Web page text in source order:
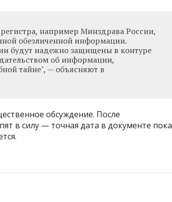
например Минздрава России,
обезличенной информации.
будут надежно защищены в контуре
об информации,
тайне", — объясняют в
обсуждение. После
в силу — точная дата в документе пока